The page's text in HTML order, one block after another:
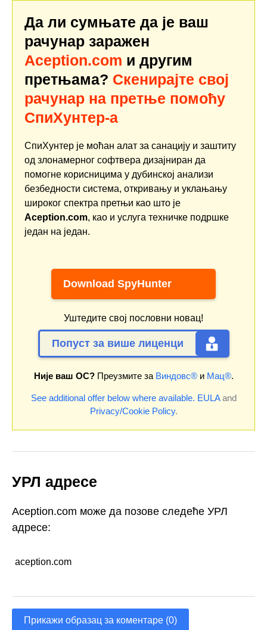
Да ли сумњате да је ваш
рачунар заражен
Aception.com и другим
претњама? Скенирајте свој
рачунар на претње помоћу
СпиХунтер-а
СпиХунтер је моћан алат за санацију и заштиту
од злонамерног софтвера дизајниран да
помогне корисницима у дубинској анализи
безбедности система, откривању и уклањању
широког спектра претњи као што је
Aception.com, као и услуга техничке подршке
један на један.
Download SpyHunter
Уштедите свој пословни новац!
Попуст за више лиценци
Није ваш ОС?Преузмите за Виндовс®и Мац®.
See additional offer below where available. EULAand
Privacy/Cookie Policy.
УРЛ адресе
Aception.com може да позове следеће УРЛ
адресе:
aception.com
Прикажи образац за коментаре (0)